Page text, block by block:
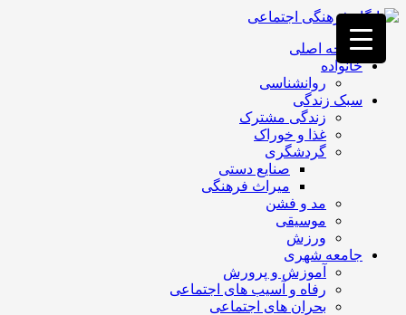
فصد
خون
غرب
تهران
خشکشویی
تصفیه
تهران
صفحه اصلی
خانواده
روانشناسی
سبک زندگی
زندگی مشترک
غذا و خوراک
گردشگری
صنایع دستی
میراث فرهنگی
مد و فشن
موسیقی
ورزش
جامعه شهری
آموزش و پرورش
رفاه و آسیب های اجتماعی
بحران های اجتماعی